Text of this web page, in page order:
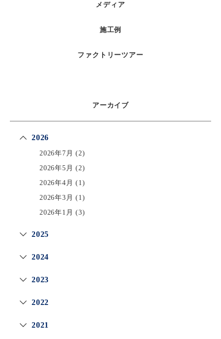
メディア
施工例
ファクトリーツアー
アーカイブ
2026
2026年7月 (2)
2026年5月 (2)
2026年4月 (1)
2026年3月 (1)
2026年1月 (3)
2025
2024
2023
2022
2021